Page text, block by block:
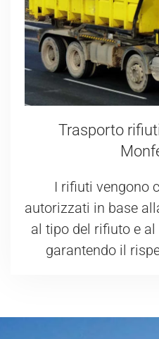
Trasporto
I rifiuti vengono
autorizzati in base
al tipo del rifiuto e
garantendo il